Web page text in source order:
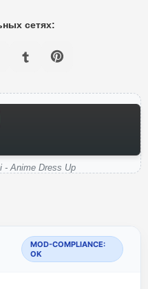
сетях:
- Anime Dress Up
MOD-COMPLIANCE:
OK